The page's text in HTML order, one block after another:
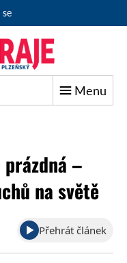
se
Menu
–
na světě
Přehrát článek